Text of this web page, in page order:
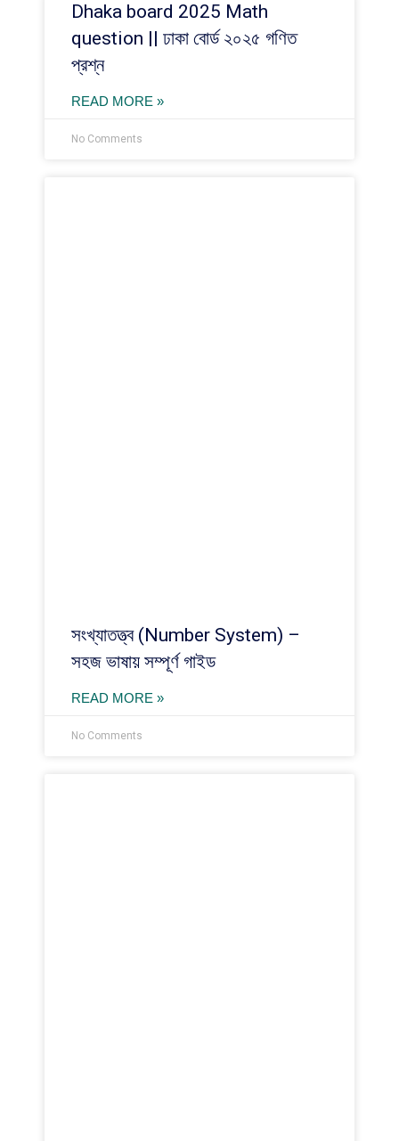
Dhaka board 2025 Math
question || ঢাকা বোর্ড ২০২৫ গণিত
প্রশ্ন
READ MORE »
No Comments
সংখ্যাতত্ত্ব (Number System) –
সহজ ভাষায় সম্পূর্ণ গাইড
READ MORE »
No Comments